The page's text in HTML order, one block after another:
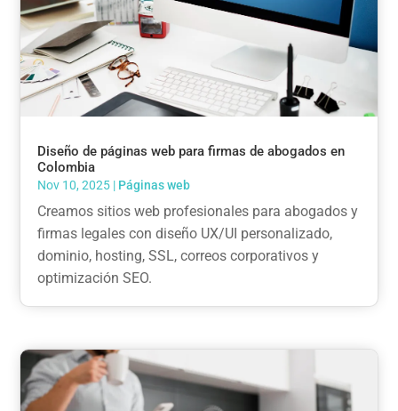
Diseño de páginas web para firmas de abogados en
Colombia
Nov 10, 2025 | Páginas web
Creamos sitios web profesionales para abogados y
firmas legales con diseño UX/UI personalizado,
dominio, hosting, SSL, correos corporativos y
optimización SEO.